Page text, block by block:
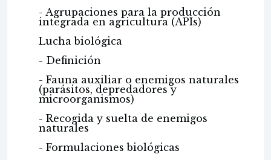
- Agrupaciones para la producción
integrada en agricultura (APIs)
Lucha biológica
- Definición
- Fauna auxiliar o enemigos naturales
(parásitos, depredadores y
microorganismos)
- Recogida y suelta de enemigos
naturales
- Formulaciones biológicas